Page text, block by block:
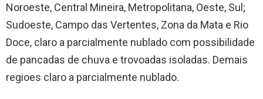
Noroeste, Central Mineira, Metropolitana, Oeste, Sul;
Sudoeste, Campo das Vertentes, Zona da Mata e Rio
Doce, claro a parcialmente nublado com possibilidade
de pancadas de chuva e trovoadas isoladas. Demais
regioes claro a parcialmente nublado.